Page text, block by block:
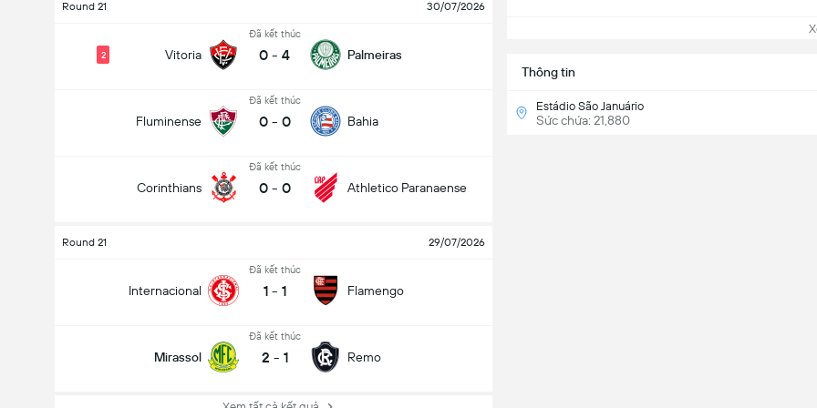
Round 21 30/07/2026
Vitoria
2
Đã kết thúc
0 - 4 Palmeiras
Fluminense
Đã kết thúc
0 - 0 Bahia
Corinthians
Đã kết thúc
0 - 0 Athletico Paranaense
Round 21 29/07/2026
Internacional
Đã kết thúc
1 - 1 Flamengo
Mirassol
Đã kết thúc
2 - 1 Remo
Thông tin
Estádio São Januário
Sức chứa: 21,880